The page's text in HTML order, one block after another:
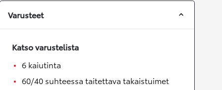
Varusteet
Katso varustelista
6 kaiutinta
60/40 suhteessa taitettava takaistuimet